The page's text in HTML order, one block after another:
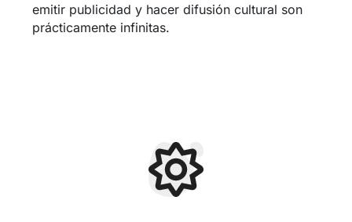
emitir publicidad y hacer difusión cultural son
prácticamente infinitas.